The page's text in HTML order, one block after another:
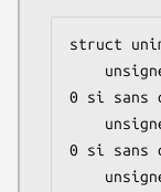
struct
0 si sans
0 si sans